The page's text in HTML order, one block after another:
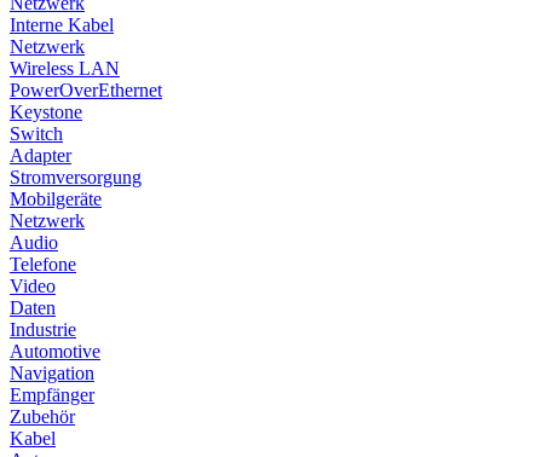
Interne Kabel
Netzwerk
Wireless LAN
PowerOverEthernet
Keystone
Switch
Adapter
Stromversorgung
Mobilgeräte
Netzwerk
Audio
Telefone
Video
Daten
Industrie
Automotive
Navigation
Empfänger
Zubehör
Kabel